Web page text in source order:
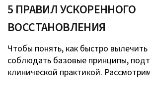
5 ПРАВИЛ УСКОРЕННОГО
ВОССТАНОВЛЕНИЯ
Чтобы понять, как быстро
соблюдать базовые принципы,
клинической практикой.